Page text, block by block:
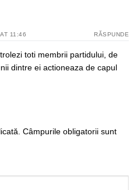
11:46 RĂSPUNDE
toti membrii partidului, de
dintre ei actioneaza de capul
Câmpurile obligatorii sunt